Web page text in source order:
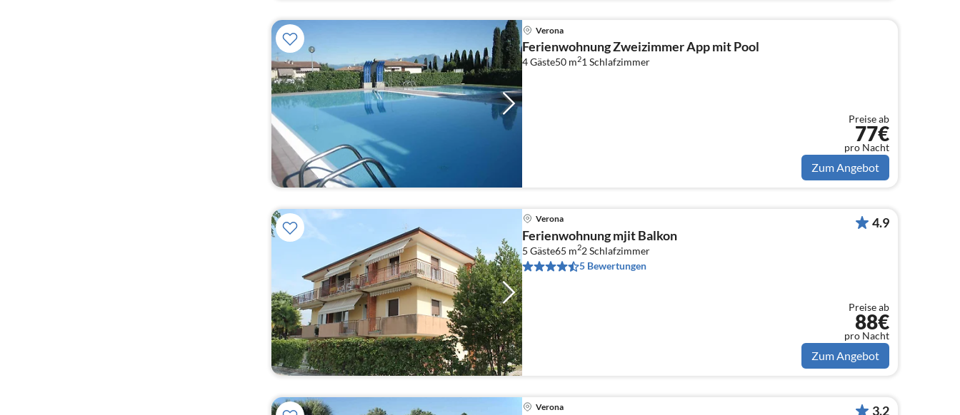
Verona
Ferienwohnung Zweizimmer App mit Pool
4 Gäste50 m21 Schlafzimmer
Preise ab
77€
pro Nacht
Zum Angebot
Verona
Ferienwohnung mjit Balkon
5 Gäste65 m22Schlafzimmer
5 Bewertungen
4.9
Preise ab
88€
pro Nacht
Zum Angebot
Verona 3.2